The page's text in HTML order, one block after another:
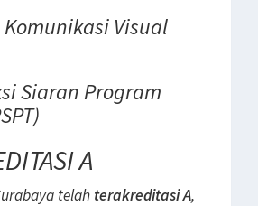
Komunikasi Visual
Siaran Program
A
telah terakreditasi A,